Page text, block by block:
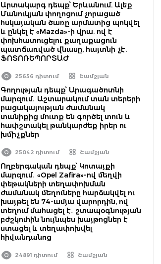
Արտակարգ դեպք՝ Երևանում. Ալեք
Մանուկյան փողոցում չորացած
հսկայական ծառը արմատից պոկվել
և ընկել է «Mazda»-ի վրա. ով է
փոխհատուցելու քաղաքացուն
պատճառված վնասը, հայտնի չէ.
ՖՈՏՈՌԵՊՈՐՏԱԺ
25656 դիտում Շամշյան
Գողության դեպք՝ Արագածոտնի
մարզում․ Աշտարակում տան տերերի
բացակայության ժամանակ
տանիքից մուտք են գործել տուն և
հափշտակել թանկարժեք իրեր ու
խմիչքներ
25042 դիտում Շամշյան
Ողբերգական դեպք՝ Կոտայքի
մարզում․ «Opel Zafira»-ով մեղվի
փեթակների տեղափոխման
ժամանակ մեղուները հարձակվել ու
խայթել են 74-ամյա վարորդին, ով
տեղում մահացել է․ շտապօգնության
բժշկուհին նույնպես խայթոցներ է
ստացել և տեղափոխվել
հիվանդանոց
24891 դիտում Շամշյան